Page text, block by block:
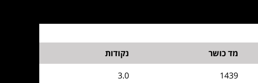
מד כושר
נקודות
1439
3.0